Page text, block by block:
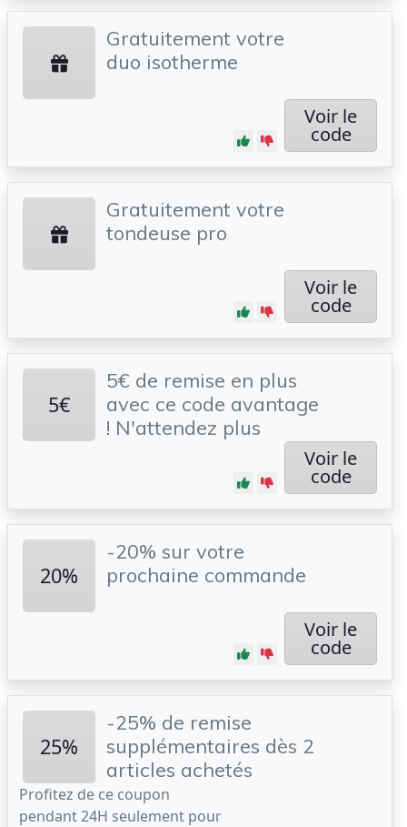
Gratuitement votre
duo isotherme
Voir le
code
Gratuitement votre
tondeuse pro
Voir le
code
5€
5€ de remise en plus
avec ce code avantage
! N'attendez plus
Voir le
code
20%
-20% sur votre
prochaine commande
Voir le
code
25%
-25% de remise
supplémentaires dès 2
articles achetés
Profitez de ce coupon
pendant 24H seulement pour